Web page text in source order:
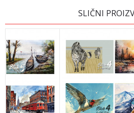
Ime/Nadimak
Email adresa
Poruka
SLIČNI